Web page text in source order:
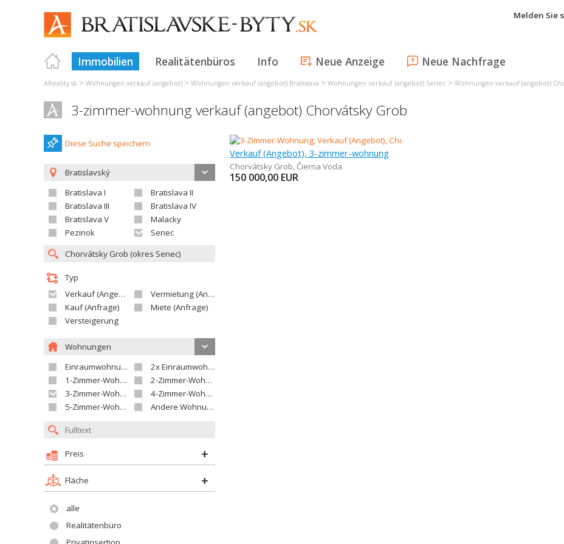
Melden Sie
Immobilien Realitätenbüros Info Neue Anzeige Neue Nachfrage
AReality.sk > Wohnungen verkauf (angebot) > Wohnungen verkauf (angebot) Bratislava > Wohnungen verkauf (angebot) Senec > Wohnungen verkauf (angebot)
3-zimmer-wohnung verkauf (angebot) Chorvátsky Grob
Diese Suche speichern
Bratislavský
Bratislava I
Bratislava II
Bratislava III
Bratislava IV
Bratislava V
Malacky
Pezinok
Senec
Typ
Verkauf (Angebot)
Vermietung (Angebot)
Kauf (Anfrage)
Miete (Anfrage)
Versteigerung
Wohnungen
Einraumwohnung
2x Einraumwohnung
1-Zimmer-Wohnung
2-Zimmer-Wohnung
3-Zimmer-Wohnung
4-Zimmer-Wohnung
5-Zimmer-Wohnung und größer
Andere Wohnung
Preis
Fläche
alle
Realitätenbüro
Verkauf (Angebot), 3-zimmer-wohnung
Chorvátsky Grob, Čierna Voda
150 000,00 EUR